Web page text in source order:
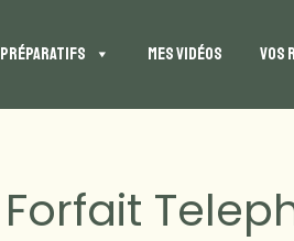
PRÉPARATIFS MES VIDÉOS VOS
Forfait